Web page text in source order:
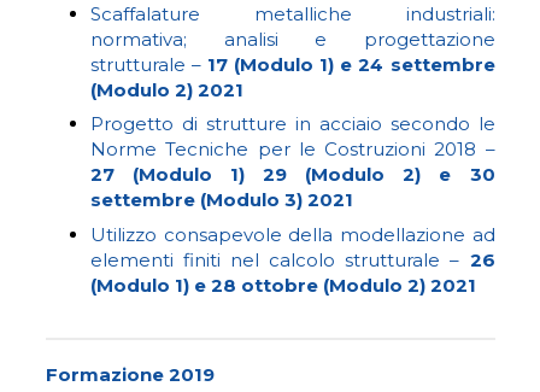
Scaffalature metalliche industriali:
normativa; analisi e progettazione
strutturale – 17 (Modulo 1) e 24 settembre
(Modulo 2) 2021
Progetto di strutture in acciaio secondo le
Norme Tecniche per le Costruzioni 2018 –
27 (Modulo 1) 29 (Modulo 2) e 30
settembre (Modulo 3) 2021
Utilizzo consapevole della modellazione ad
elementi finiti nel calcolo strutturale – 26
(Modulo 1) e 28 ottobre (Modulo 2) 2021
Formazione 2019